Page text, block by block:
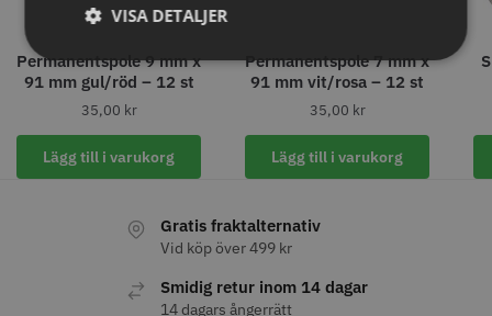
Permanentspole 9 mm x
91 mm gul/röd – 12 st
35,00 kr
Lägg till i varukorg
Permanentspole 7 mm x
91 mm vit/rosa – 12 st
35,00 kr
Lägg till i varukorg
Gratis fraktalternativ
Vid köp över 499 kr
Smidig retur inom 14 dagar
14 dagars ångerrätt
699.00 kr
VISA DETALJER